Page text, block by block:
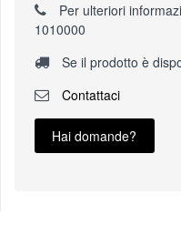
Per ulteriori
1010000
Se il prodotto è
Contattaci
Hai domande?